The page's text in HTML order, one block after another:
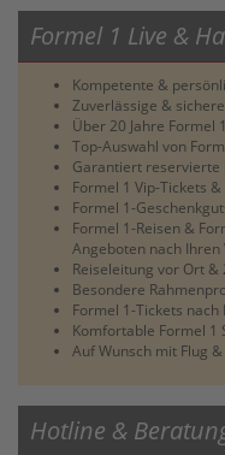
Formel 1 Live &
Kompetente &
Zuverlässige &
Über 20 Jahre
Top-Auswahl von
Garantiert reservierte
Formel 1 Vip-Tickets
Formel 1-
Formel 1-Reisen &
Angeboten nach Ihren
Reiseleitung vor Ort &
Besondere
Formel 1-Tickets nach
Komfortable Formel 1
Auf Wunsch mit Flug
Hotline &